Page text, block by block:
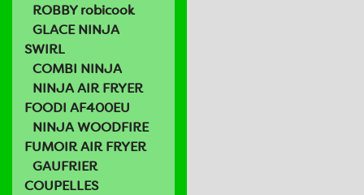
ROBBY robicook
GLACE NINJA
SWIRL
COMBI NINJA
NINJA AIR FRYER
FOODI AF400EU
NINJA WOODFIRE
FUMOIR AIR FRYER
GAUFRIER
COUPELLES